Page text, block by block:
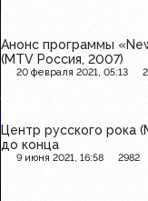
Анонс программы
(MTV Россия, 2007)
20 февраля 2021, 05:13
Центр русского рока
до конца
9 июня 2021, 16:58 2982